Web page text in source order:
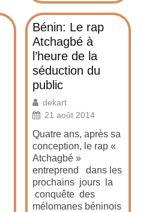
Bénin: Le rap
Atchagbé à
l’heure de la
séduction du
public
dekart
21 août 2014
Quatre ans, après sa
conception, le rap «
Atchagbé »
entreprend dans les
prochains jours la
conquête des
mélomanes béninois